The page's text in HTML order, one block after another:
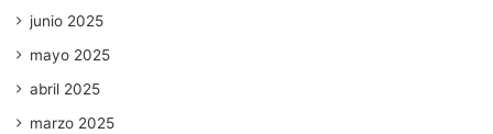
junio 2025
mayo 2025
abril 2025
marzo 2025